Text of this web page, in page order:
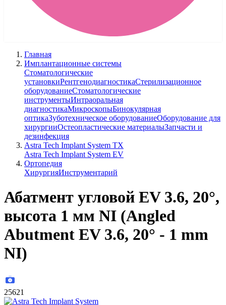
Главная
Имплантационные системы
Стоматологические
установкиРентгенодиагностикаСтерилизационное
оборудованиеСтоматологические
инструментыИнтраоральная
диагностикаМикроскопыБинокулярная
оптикаЗуботехническое оборудованиеОборудование для
хирургииОстеопластические материалыЗапчасти и
дезинфекция
Astra Tech Implant System TX
Astra Tech Implant System EV
Ортопедия
ХирургияИнструментарий
Абатмент угловой EV 3.6, 20°,
высота 1 мм NI (Angled
Abutment EV 3.6, 20° - 1 mm
NI)
25621